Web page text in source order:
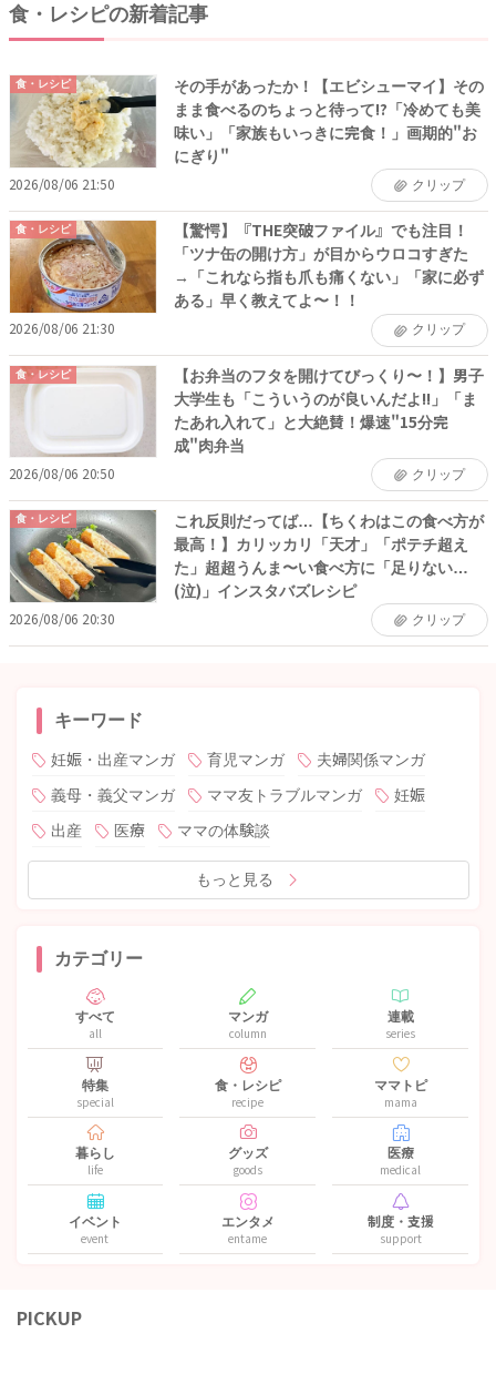
食・レシピの新着記事
食・レシピ
その手があったか！【エビシューマイ】その
まま食べるのちょっと待って!?「冷めても美
味い」「家族もいっきに完食！」画期的"お
にぎり"
2026/08/06 21:50 クリップ
食・レシピ
【驚愕】『THE突破ファイル』でも注目！
「ツナ缶の開け方」が目からウロコすぎた
→「これなら指も爪も痛くない」「家に必ず
ある」早く教えてよ〜！！
2026/08/06 21:30 クリップ
食・レシピ
【お弁当のフタを開けてびっくり〜！】男子
大学生も「こういうのが良いんだよ!!」「ま
たあれ入れて」と大絶賛！爆速"15分完
成"肉弁当
2026/08/06 20:50 クリップ
食・レシピ
これ反則だってば…【ちくわはこの食べ方が
最高！】カリッカリ「天才」「ポテチ超え
た」超超うんま〜い食べ方に「足りない…
(泣)」インスタバズレシピ
2026/08/06 20:30 クリップ
キーワード
妊娠・出産マンガ 育児マンガ
夫婦関係マンガ
義母・義父マンガ
ママ友トラブルマンガ
妊娠
出産
医療 ママの体験談
もっと見る
カテゴリー
すべて
all
マンガ
column
連載
series
特集
special
食・レシピ
recipe
ママトピ
mama
暮らし
life
グッズ
goods
医療
medical
イベント
event
エンタメ
entame
制度・支援
support
PICKUP